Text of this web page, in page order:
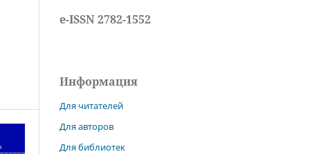
e-ISSN 2782-1552
Информация
Для читателей
Для авторов
Для библиотек